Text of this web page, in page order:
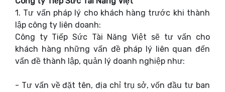
1. Tư vấn pháp lý cho khách hàng trước khi thành
lập công ty liên doanh:
Công ty Tiếp Sức Tài Năng Việt sẽ tư vấn cho
khách hàng những vấn đề pháp lý liên quan đến
vấn đề thành lập, quản lý doanh nghiệp như:
- Tư vấn về đặt tên, địa chỉ trụ sở, vốn đầu tư ban